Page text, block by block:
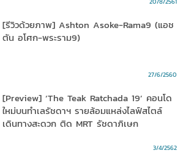
[รีวิวด้วยภาพ] Ashton Asoke-Rama9 (แอช
ตัน อโศก-พระราม9)
27/6/2560
[Preview] ‘The Teak Ratchada 19’ คอนโด
ใหม่บนทำเลรัชดาฯ รายล้อมแหล่งไลฟ์สไตล์
เดินทางสะดวก ติด MRT รัชดาภิเษก
3/4/2562